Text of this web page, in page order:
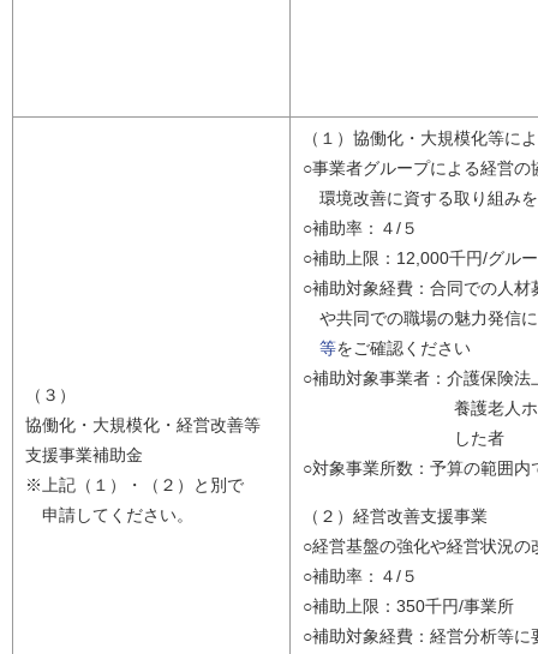
（３）
協働化・大規模化・経営改善等
支援事業補助金
※上記（１）・（２）と別で
申請してください。
（１）協働化・大規模化等に
○事業者グループによる経営
環境改善に資する取り組み
○補助率：４/５
○補助上限：12,000千円/グル
○補助対象経費：合同での人
や共同での職場の魅力発信
等をご確認ください
○補助対象事業者：介護保険
養護老人ホーム、軽
した者
○対象事業所数：予算の範囲
（２）経営改善支援事業
○経営基盤の強化や経営状況
○補助率：４/５
○補助上限：350千円/事業所
○補助対象経費：経営分析等に